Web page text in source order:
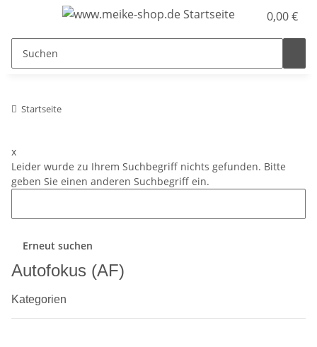
0,00 €
Startseite
x
Leider wurde zu Ihrem Suchbegriff nichts gefunden. Bitte
geben Sie einen anderen Suchbegriff ein.
Erneut suchen
Autofokus (AF)
Kategorien